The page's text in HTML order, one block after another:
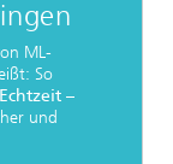
ML-
So
–
und